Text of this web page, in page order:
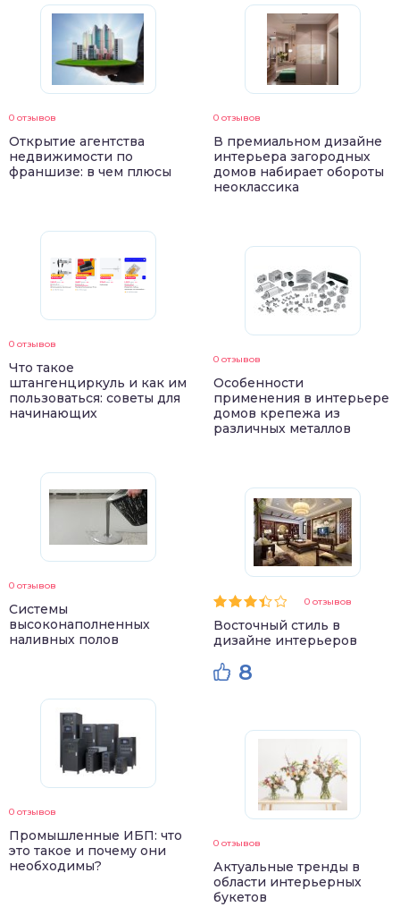
0 отзывов
Открытие агентства
недвижимости по
франшизе: в чем плюсы
0 отзывов
Что такое
штангенциркуль и как им
пользоваться: советы для
начинающих
0 отзывов
Системы
высоконаполненных
наливных полов
0 отзывов
Промышленные ИБП: что
это такое и почему они
необходимы?
0 отзывов
В премиальном дизайне
интерьера загородных
домов набирает обороты
неоклассика
0 отзывов
Особенности
применения в интерьере
домов крепежа из
различных металлов
0 отзывов
Восточный стиль в
дизайне интерьеров
8
0 отзывов
Актуальные тренды в
области интерьерных
букетов